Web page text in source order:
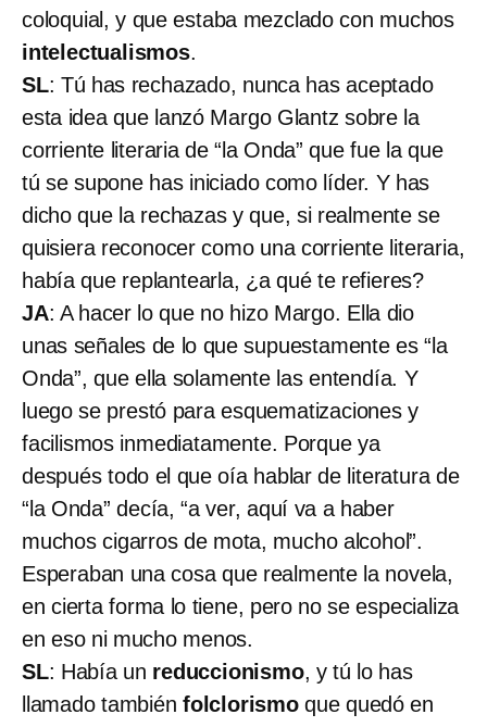
coloquial, y que estaba mezclado con muchos
intelectualismos.
SL: Tú has rechazado, nunca has aceptado
esta idea que lanzó Margo Glantz sobre la
corriente literaria de “la Onda” que fue la que
tú se supone has iniciado como líder. Y has
dicho que la rechazas y que, si realmente se
quisiera reconocer como una corriente literaria,
había que replantearla, ¿a qué te refieres?
JA: A hacer lo que no hizo Margo. Ella dio
unas señales de lo que supuestamente es “la
Onda”, que ella solamente las entendía. Y
luego se prestó para esquematizaciones y
facilismos inmediatamente. Porque ya
después todo el que oía hablar de literatura de
“la Onda” decía, “a ver, aquí va a haber
muchos cigarros de mota, mucho alcohol”.
Esperaban una cosa que realmente la novela,
en cierta forma lo tiene, pero no se especializa
en eso ni mucho menos.
SL: Había un reduccionismo, y tú lo has
llamado tambiénfolclorismoque quedó en